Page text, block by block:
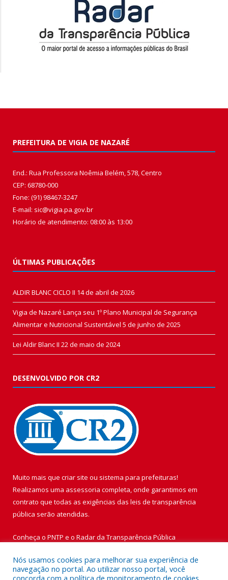
PREFEITURA DE VIGIA DE NAZARÉ
End.: Rua Professora Noêmia Belém, 578, Centro
CEP: 68780-000
Fone: (91) 98467-3247
E-mail: sic@vigia.pa.gov.br
Horário de atendimento: 08:00 às 13:00
ÚLTIMAS PUBLICAÇÕES
ALDIR BLANC CICLO II 14 de abril de 2026
Vigia de Nazaré Lança seu 1º Plano Municipal de Segurança
Alimentar e Nutricional Sustentável 5 de junho de 2025
Lei Aldir Blanc II 22 de maio de 2024
DESENVOLVIDO POR CR2
Muito mais que criar site ou sistema para prefeituras!
Realizamos uma assessoria completa, onde garantimos em
contrato que todas as exigências das leis de transparência
pública serão atendidas.
Conheça o PNTP e o Radar da Transparência Pública
Nós usamos cookies para melhorar sua experiência de
navegação no portal. Ao utilizar nosso portal, você
concorda com a política de monitoramento de cookies.